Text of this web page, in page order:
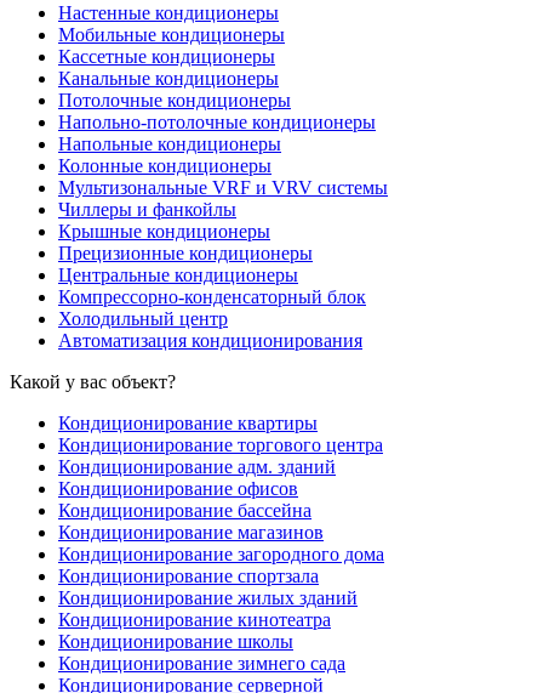
Настенные кондиционеры
Мобильные кондиционеры
Кассетные кондиционеры
Канальные кондиционеры
Потолочные кондиционеры
Напольно-потолочные кондиционеры
Напольные кондиционеры
Колонные кондиционеры
Мультизональные VRF и VRV системы
Чиллеры и фанкойлы
Крышные кондиционеры
Прецизионные кондиционеры
Центральные кондиционеры
Компрессорно-конденсаторный блок
Холодильный центр
Автоматизация кондиционирования
Какой у вас объект?
Кондиционирование квартиры
Кондиционирование торгового центра
Кондиционирование адм. зданий
Кондиционирование офисов
Кондиционирование бассейна
Кондиционирование магазинов
Кондиционирование загородного дома
Кондиционирование спортзала
Кондиционирование жилых зданий
Кондиционирование кинотеатра
Кондиционирование школы
Кондиционирование зимнего сада
Кондиционирование серверной